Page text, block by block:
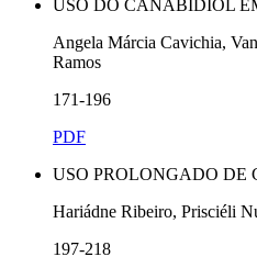
USO DO CANABIDIOL
Angela Márcia Cavichia,
Ramos
171-196
PDF
USO PROLONGADO DE
Hariádne Ribeiro, Prisciéli
197-218